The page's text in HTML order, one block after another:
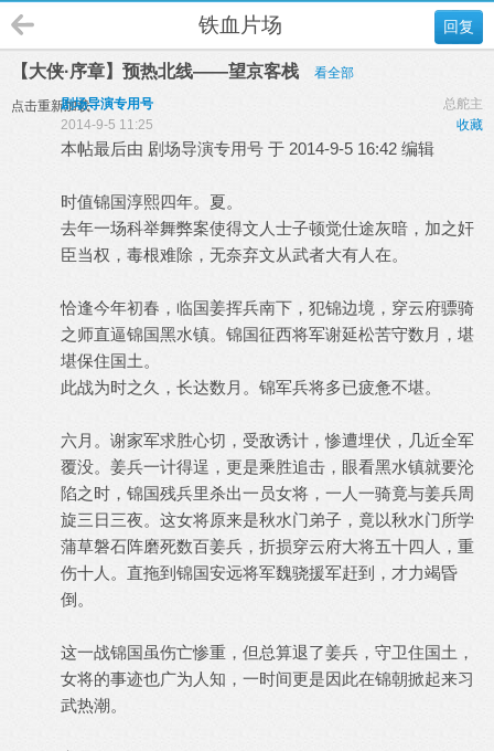
回复
铁血片场
【大侠·序章】预热北线——望京客栈 看全部
点击重新加载 总舵主
剧场导演专用号
收藏
2014-9-5 11:25
本帖最后由 剧场导演专用号 于 2014-9-5 16:42 编辑
时值锦国淳熙四年。夏。
去年一场科举舞弊案使得文人士子顿觉仕途灰暗，加之奸
臣当权，毒根难除，无奈弃文从武者大有人在。
恰逢今年初春，临国姜挥兵南下，犯锦边境，穿云府骠骑
之师直逼锦国黑水镇。锦国征西将军谢延松苦守数月，堪
堪保住国土。
此战为时之久，长达数月。锦军兵将多已疲惫不堪。
六月。谢家军求胜心切，受敌诱计，惨遭埋伏，几近全军
覆没。姜兵一计得逞，更是乘胜追击，眼看黑水镇就要沦
陷之时，锦国残兵里杀出一员女将，一人一骑竟与姜兵周
旋三日三夜。这女将原来是秋水门弟子，竟以秋水门所学
蒲草磐石阵磨死数百姜兵，折损穿云府大将五十四人，重
伤十人。直拖到锦国安远将军魏骁援军赶到，才力竭昏
倒。
这一战锦国虽伤亡惨重，但总算退了姜兵，守卫住国土，
女将的事迹也广为人知，一时间更是因此在锦朝掀起来习
武热潮。